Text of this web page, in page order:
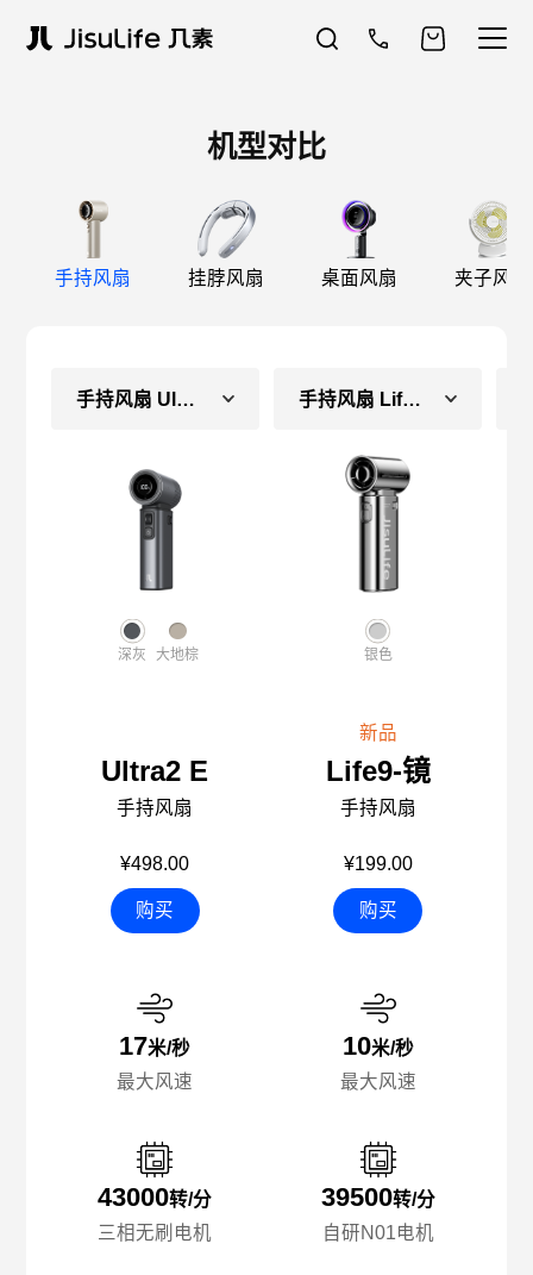
机型对比
手持风扇 挂脖风扇 桌面风扇 夹子风扇
手持风扇 Ultra2 E
深灰 大地棕
Ultra2 E
手持风扇
¥498.00
购买
17米/秒
最大风速
43000转/分
三相无刷电机
手持风扇 Life9-镜
银色
新品
Life9-镜
手持风扇
¥199.00
购买
10米/秒
最大风速
39500转/分
自研N01电机